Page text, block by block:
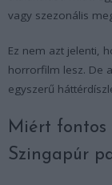
vagy szezonális
Ez nem azt jelenti,
horrorfilm lesz. De
egyszerű
Miért fontos
Szingapúr